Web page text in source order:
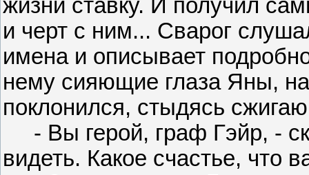
жизни ставку. И получил
и черт с ним... Сварог
имена и описывает
нему сияющие глаза Яны,
поклонился, стыдясь
- Вы герой, граф Гэйр, -
видеть. Какое счастье, что